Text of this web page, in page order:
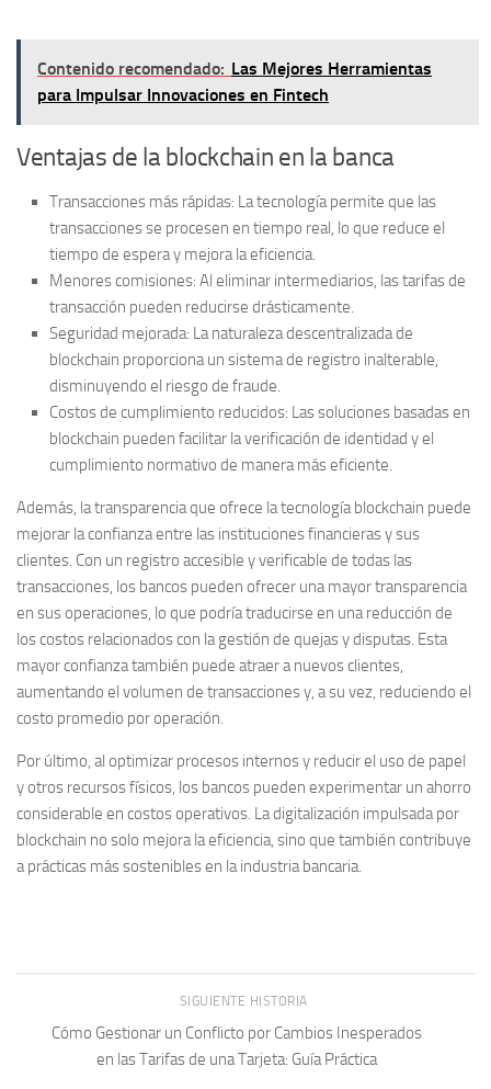
Contenido recomendado: Las Mejores Herramientas
para Impulsar Innovaciones en Fintech
Ventajas de la blockchain en la banca
Transacciones más rápidas: La tecnología permite que las
transacciones se procesen en tiempo real, lo que reduce el
tiempo de espera y mejora la eficiencia.
Menores comisiones: Al eliminar intermediarios, las tarifas de
transacción pueden reducirse drásticamente.
Seguridad mejorada: La naturaleza descentralizada de
blockchain proporciona un sistema de registro inalterable,
disminuyendo el riesgo de fraude.
Costos de cumplimiento reducidos: Las soluciones basadas en
blockchain pueden facilitar la verificación de identidad y el
cumplimiento normativo de manera más eficiente.
Además, la transparencia que ofrece la tecnología blockchain puede
mejorar la confianza entre las instituciones financieras y sus
clientes. Con un registro accesible y verificable de todas las
transacciones, los bancos pueden ofrecer una mayor transparencia
en sus operaciones, lo que podría traducirse en una reducción de
los costos relacionados con la gestión de quejas y disputas. Esta
mayor confianza también puede atraer a nuevos clientes,
aumentando el volumen de transacciones y, a su vez, reduciendo el
costo promedio por operación.
Por último, al optimizar procesos internos y reducir el uso de papel
y otros recursos físicos, los bancos pueden experimentar un ahorro
considerable en costos operativos. La digitalización impulsada por
blockchain no solo mejora la eficiencia, sino que también contribuye
a prácticas más sostenibles en la industria bancaria.
SIGUIENTE HISTORIA
Cómo Gestionar un Conflicto por Cambios Inesperados
en las Tarifas de una Tarjeta: Guía Práctica